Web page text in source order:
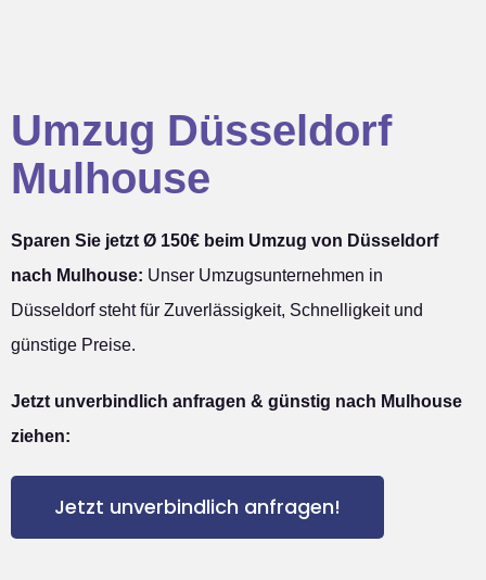
Umzug Düsseldorf
Mulhouse
Sparen Sie jetzt Ø 150€ beim Umzug von Düsseldorf
nach Mulhouse: Unser Umzugsunternehmen in
Düsseldorf steht für Zuverlässigkeit, Schnelligkeit und
günstige Preise.
Jetzt unverbindlich anfragen & günstig nach Mulhouse
ziehen:
Jetzt unverbindlich anfragen!